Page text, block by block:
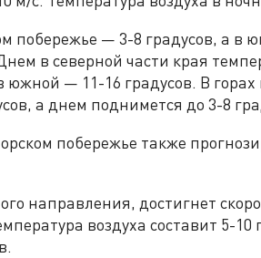
побережье — 3-8 градусов, а в
в северной части края
южной — 11-16 градусов. В
а днем поднимется до 3-8
побережье также
направления, достигнет
воздуха составит 5-